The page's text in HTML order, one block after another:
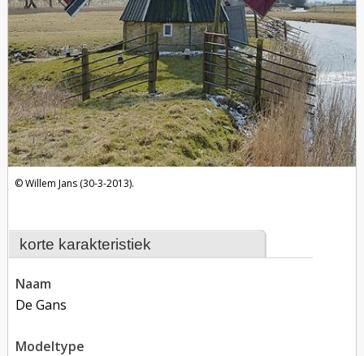
korte karakteristiek
naam
De Gans
modeltype
Willem Jans (30-3-2013).